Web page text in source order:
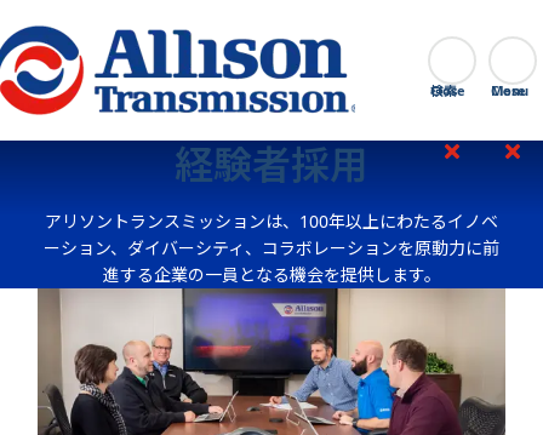
Go Home 検索
Close
経験者採用
アリソントランスミッションは、100年以上にわたるイノベ
ーション、ダイバーシティ、コラボレーションを原動力に前
進する企業の一員となる機会を提供します。